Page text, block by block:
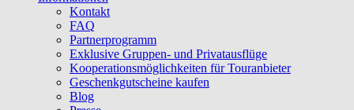
Kontakt
FAQ
Partnerprogramm
Exklusive Gruppen- und Privatausflüge
Kooperationsmöglichkeiten für Touranbieter
Geschenkgutscheine kaufen
Blog